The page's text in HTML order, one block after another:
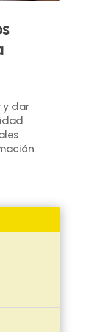
y dar